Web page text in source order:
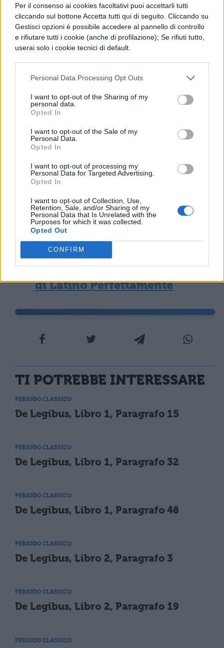
Per il consenso ai cookies facoltativi puoi accettarli tutti
cliccando sul bottone Accetta tutti qui di seguito. Cliccando su
Gestisci opzioni è possibile accedere al pannello di controllo
e rifiutare tutti i cookie (anche di profilazione); Se rifiuti tutto,
userai solo i cookie tecnici di default.
Personal Data Processing Opt Outs
I want to opt-out of the Sharing of my
personal data.
Opted In
I want to opt-out of the Sale of my
Personal Data.
Opted In
I want to opt-out of processing my
Personal Data for Targeted Advertising.
Opted In
I want to opt-out of Collection, Use,
Retention, Sale, and/or Sharing of my
Personal Data that Is Unrelated with the
Purposes for which it was collected.
Opted Out
CONFIRM
CICERONE: VITA, VERSIONI
TRADOTTE E OPERE
Scopri tutte le risorse per la
delle versioni di Ciceronee lo studio
della lingua latina:
Cicerone: archivio di tutte le
versioni tradotte
inoltre, non perderti le nostre guide:
Versione Latino Maturità
2017: la guida
Autore Versione Latino
Maturità 2017
di Latino Perfettamente
TI POTREBBE INTERESSARE
PERIODO CLASSICO
De Legibus, Libro 1, Paragrafo 15
PERIODO CLASSICO
De Legibus, Libro 1, Paragrafo 32
PERIODO CLASSICO
De Legibus, Libro 1, Paragrafo 48
PERIODO CLASSICO
De Legibus, Libro 2, Paragrafo 3
PERIODO CLASSICO
De Legibus, Libro 2, Paragrafo 19
PERIODO CLASSICO